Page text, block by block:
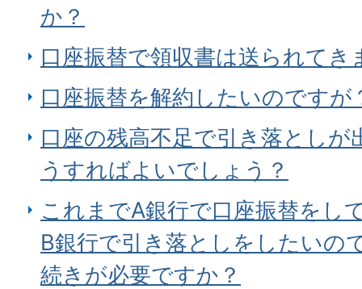
か？
口座振替で領収書は送られてき
口座振替を解約したいのですが
口座の残高不足で引き落とし
うすればよいでしょう？
これまでA銀行で口座振替をし
B銀行で引き落としをしたいの
続きが必要ですか？